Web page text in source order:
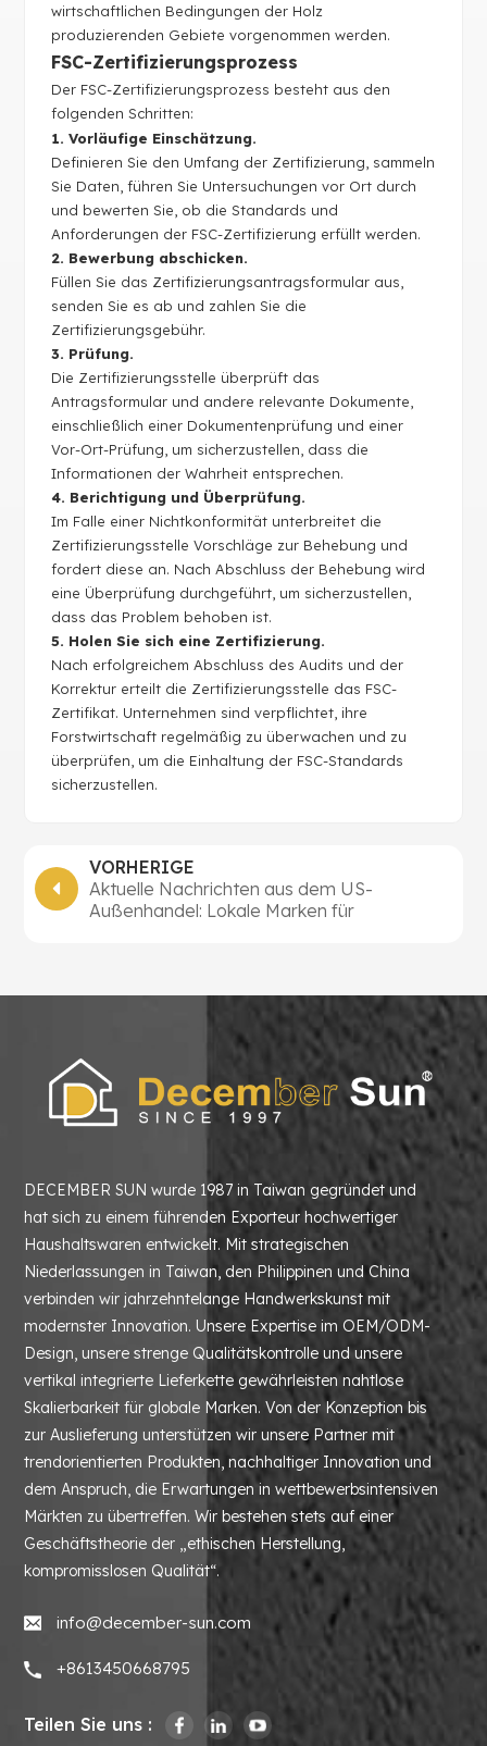
wirtschaftlichen Bedingungen der Holz
produzierenden Gebiete vorgenommen werden.
FSC-Zertifizierungsprozess
Der FSC-Zertifizierungsprozess besteht aus den
folgenden Schritten:
1. Vorläufige Einschätzung.
Definieren Sie den Umfang der Zertifizierung, sammeln
Sie Daten, führen Sie Untersuchungen vor Ort durch
und bewerten Sie, ob die Standards und
Anforderungen der FSC-Zertifizierung erfüllt werden.
2. Bewerbung abschicken.
Füllen Sie das Zertifizierungsantragsformular aus,
senden Sie es ab und zahlen Sie die
Zertifizierungsgebühr.
3. Prüfung.
Die Zertifizierungsstelle überprüft das
Antragsformular und andere relevante Dokumente,
einschließlich einer Dokumentenprüfung und einer
Vor-Ort-Prüfung, um sicherzustellen, dass die
Informationen der Wahrheit entsprechen.
4. Berichtigung und Überprüfung.
Im Falle einer Nichtkonformität unterbreitet die
Zertifizierungsstelle Vorschläge zur Behebung und
fordert diese an. Nach Abschluss der Behebung wird
eine Überprüfung durchgeführt, um sicherzustellen,
dass das Problem behoben ist.
5. Holen Sie sich eine Zertifizierung.
Nach erfolgreichem Abschluss des Audits und der
Korrektur erteilt die Zertifizierungsstelle das FSC-
Zertifikat. Unternehmen sind verpflichtet, ihre
Forstwirtschaft regelmäßig zu überwachen und zu
überprüfen, um die Einhaltung der FSC-Standards
sicherzustellen.
VORHERIGE
Aktuelle Nachrichten aus dem US-
Außenhandel: Lokale Marken für
DECEMBER SUN wurde 1987 in Taiwan gegründet und
hat sich zu einem führenden Exporteur hochwertiger
Haushaltswaren entwickelt. Mit strategischen
Niederlassungen in Taiwan, den Philippinen und China
verbinden wir jahrzehntelange Handwerkskunst mit
modernster Innovation. Unsere Expertise im OEM/ODM-
Design, unsere strenge Qualitätskontrolle und unsere
vertikal integrierte Lieferkette gewährleisten nahtlose
Skalierbarkeit für globale Marken. Von der Konzeption bis
zur Auslieferung unterstützen wir unsere Partner mit
trendorientierten Produkten, nachhaltiger Innovation und
dem Anspruch, die Erwartungen in wettbewerbsintensiven
Märkten zu übertreffen. Wir bestehen stets auf einer
Geschäftstheorie der „ethischen Herstellung,
kompromisslosen Qualität“.
info@december-sun.com
+8613450668795
Teilen Sie uns :